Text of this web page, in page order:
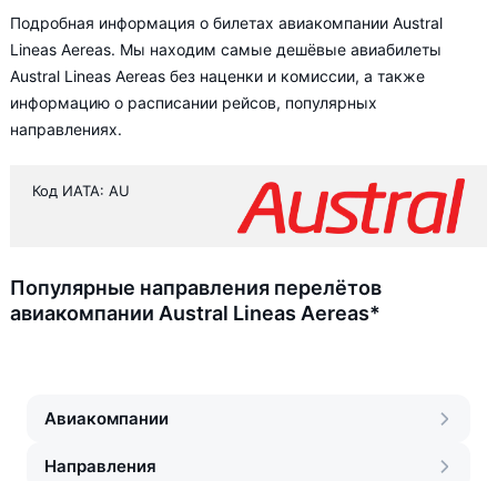
Подробная информация о билетах авиакомпании Austral
Lineas Aereas. Мы находим самые дешёвые авиабилеты
Austral Lineas Aereas без наценки и комиссии, а также
информацию о расписании рейсов, популярных
направлениях.
Код ИАТА: AU
Популярные направления перелётов
авиакомпании Austral Lineas Aereas*
Авиакомпании
Направления